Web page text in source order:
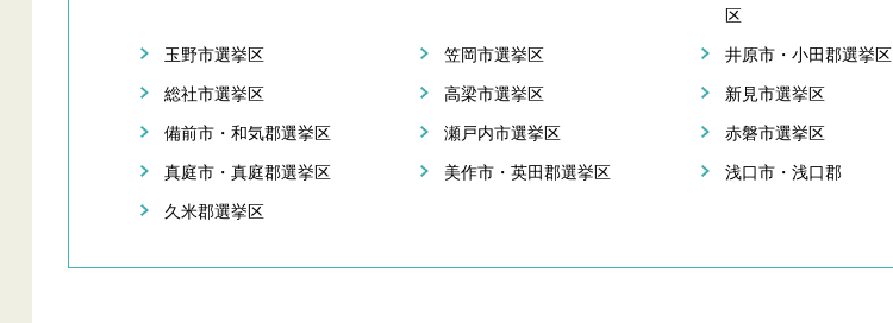
区
玉野市選挙区 笠岡市選挙区 井原市・小田郡選挙区
総社市選挙区 高梁市選挙区 新見市選挙区
備前市・和気郡選挙区 瀬戸内市選挙区 赤磐市選挙区
真庭市・真庭郡選挙区 美作市・英田郡選挙区 浅口市・浅口郡
久米郡選挙区